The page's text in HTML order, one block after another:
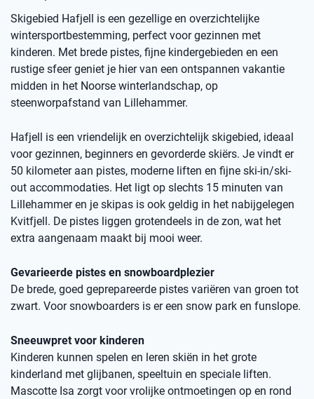
Skigebied Hafjell is een gezellige en overzichtelijke
wintersportbestemming, perfect voor gezinnen met
kinderen. Met brede pistes, fijne kindergebieden en een
rustige sfeer geniet je hier van een ontspannen vakantie
midden in het Noorse winterlandschap, op
steenworpafstand van Lillehammer.
Hafjell is een vriendelijk en overzichtelijk skigebied, ideaal
voor gezinnen, beginners en gevorderde skiërs. Je vindt er
50 kilometer aan pistes, moderne liften en fijne ski-in/ski-
out accommodaties. Het ligt op slechts 15 minuten van
Lillehammer en je skipas is ook geldig in het nabijgelegen
Kvitfjell. De pistes liggen grotendeels in de zon, wat het
extra aangenaam maakt bij mooi weer.
Gevarieerde pistes en snowboardplezier
De brede, goed geprepareerde pistes variëren van groen tot
zwart. Voor snowboarders is er een snow park en funslope.
Sneeuwpret voor kinderen
Kinderen kunnen spelen en leren skiën in het grote
kinderland met glijbanen, speeltuin en speciale liften.
Mascotte Isa zorgt voor vrolijke ontmoetingen op en rond